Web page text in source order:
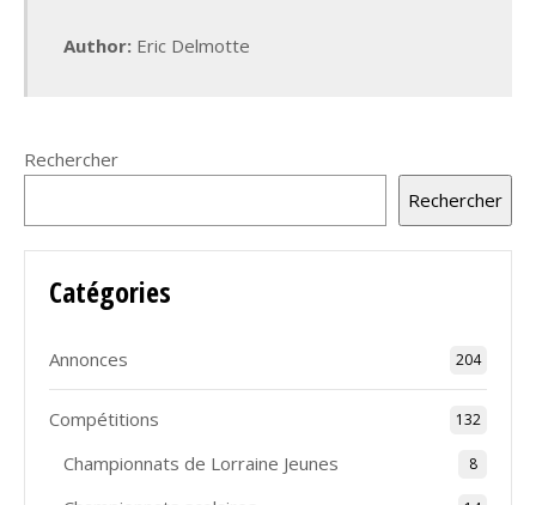
Author: Eric Delmotte
Rechercher
Rechercher
Catégories
Annonces 204
Compétitions 132
Championnats de Lorraine Jeunes 8